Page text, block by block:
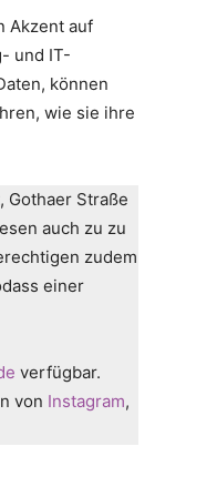
Akzent auf
und IT-
können
wie sie ihre
Gothaer Straße
auch zu zu
zudem
einer
verfügbar.
von Instagram,